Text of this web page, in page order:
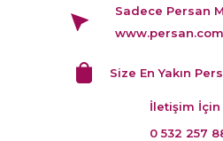
Sadece Persan
Size En Yakın
İletişim İçin
0 532 257